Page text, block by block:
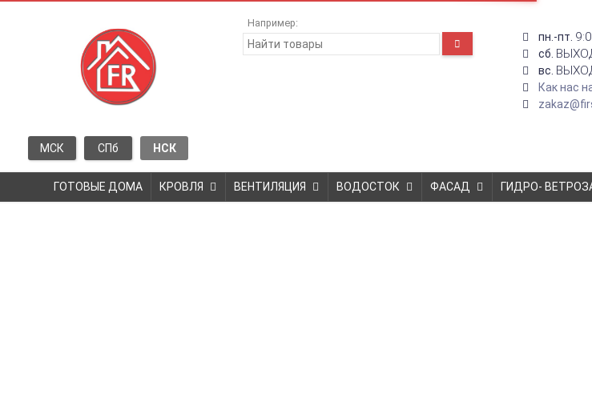
МСК СПб НСК
Например:
пн.-пт.
сб.
вс.
Как нас
ГОТОВЫЕ ДОМА КРОВЛЯ ВЕНТИЛЯЦИЯ ВОДОСТОК ФАСАД ГИДРО-